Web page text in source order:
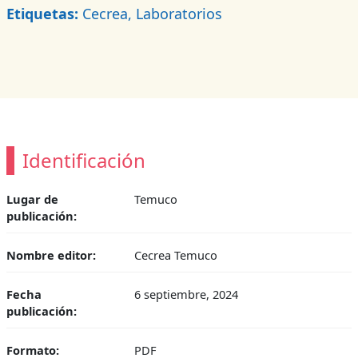
Etiquetas: Cecrea, Laboratorios
Identificación
Lugar de
publicación:
Temuco
Nombre editor: Cecrea Temuco
Fecha
publicación:
6 septiembre, 2024
Formato: PDF